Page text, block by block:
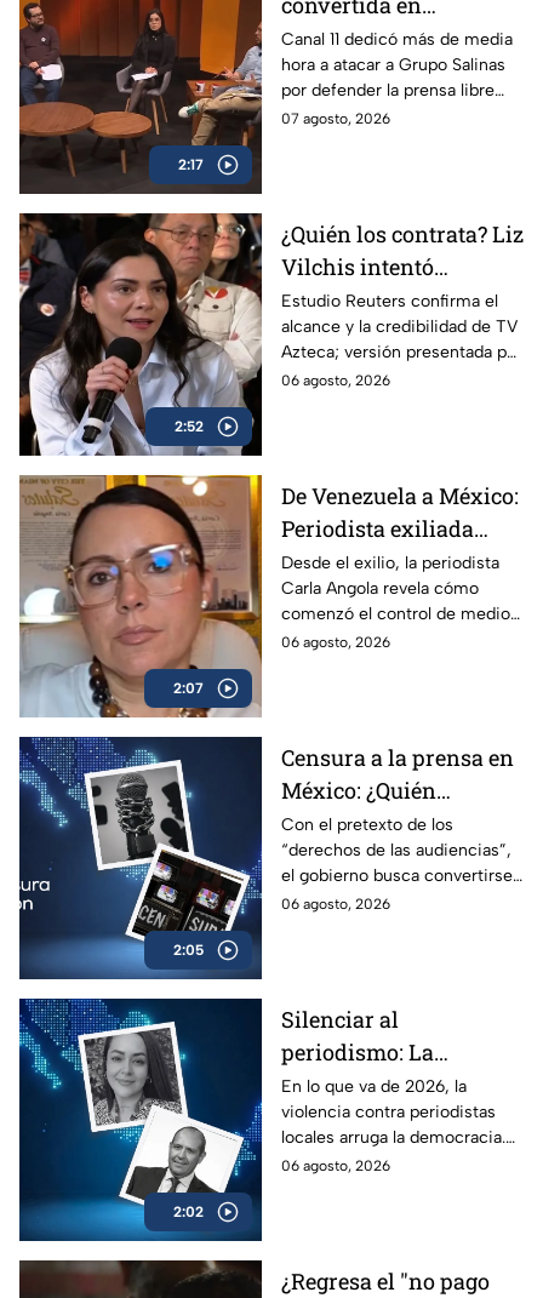
2:17
propaganda: Canal 11
ataca a TV Azteca por
defender libertad de
expresión
Canal 11 dedicó más de media
hora a atacar a Grupo Salinas
por defender la prensa libre
frente a los intentos de
07 agosto, 2026
2:52
¿Quién los contrata? Liz
Vilchis intentó
desvirtuar estudio de
Reuters sobre la
credibilidad de TV
Azteca
Estudio Reuters confirma el
alcance y la credibilidad de TV
Azteca; versión presentada por
Liz Vilchis fue cuestionada al
06 agosto, 2026
2:07
De Venezuela a México:
Periodista exiliada
alerta sobre los
peligros de censurar a
la prensa
Desde el exilio, la periodista
Carla Angola revela cómo
comenzó el control de medios
en Venezuela y por qué México
06 agosto, 2026
2:05
Censura a la prensa en
México: ¿Quién
sancionará las
mentiras oficiales del
gobierno?
Con el pretexto de los
“derechos de las audiencias”,
el gobierno busca convertirse
en el árbitro supremo de la
06 agosto, 2026
2:02
Silenciar al
periodismo: La
estrategia de violencia
e impunidad rumbo a
2027
En lo que va de 2026, la
violencia contra periodistas
locales arruga la democracia.
Entérate de cómo los
06 agosto, 2026
¿Regresa el "no pago